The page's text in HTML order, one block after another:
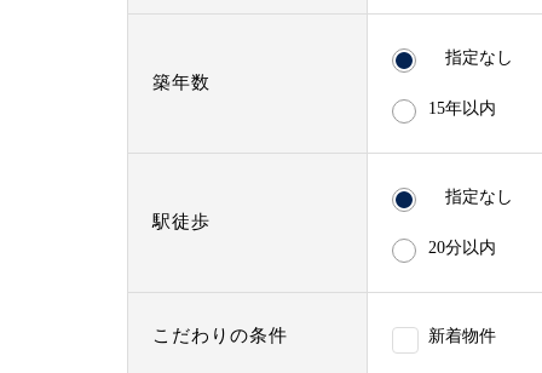
築年数
指定なし
15年以内
駅徒歩
指定なし
20分以内
こだわりの条件 新着物件